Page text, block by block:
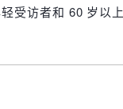
受访者和 60 岁以